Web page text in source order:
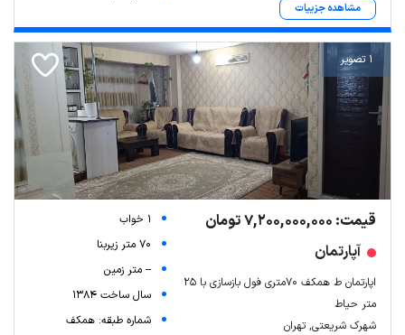
مشاهده جزییات
1 تصویر
قیمت: 7,200,000,000 تومان
آپارتمان
اپارتمان ط همکف ۷۰متری فول بازسازی با ۲۵
متر حیاط
شهرک شریعتی, تهران
1 خواب
70 متر زیربنا
-- متر زمین
سال ساخت 1384
شماره طبقه: همکف